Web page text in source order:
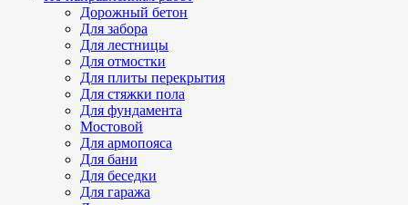
Дорожный бетон
Для забора
Для лестницы
Для отмостки
Для плиты перекрытия
Для стяжки пола
Для фундамента
Мостовой
Для армопояса
Для бани
Для беседки
Для гаража